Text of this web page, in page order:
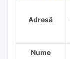
Adresă
Nume